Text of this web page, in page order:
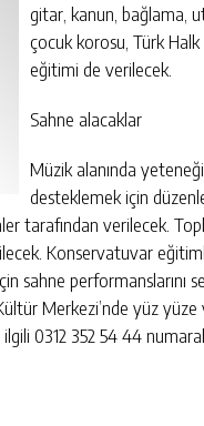
gitar, kanun, bağlama,
çocuk korosu, Türk
eğitimi de verilecek.
Sahne alacaklar
Müzik alanında
desteklemek için
tarafından verilecek.
Konservatuvar
sahne
Merkezi’nde yüz yüze
0312 352 54 44